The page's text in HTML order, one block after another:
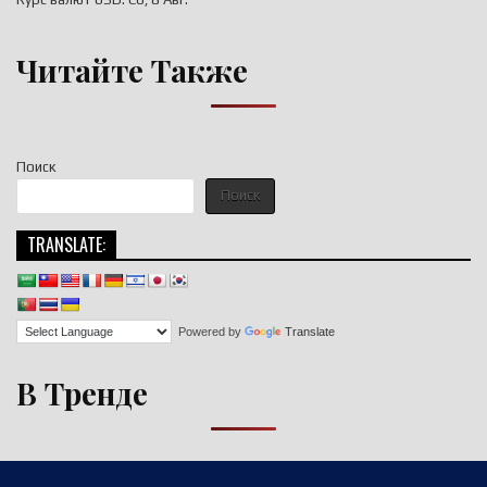
Поиск
Поиск
TRANSLATE:
Powered by Translate
В Тренде
Читайте Также